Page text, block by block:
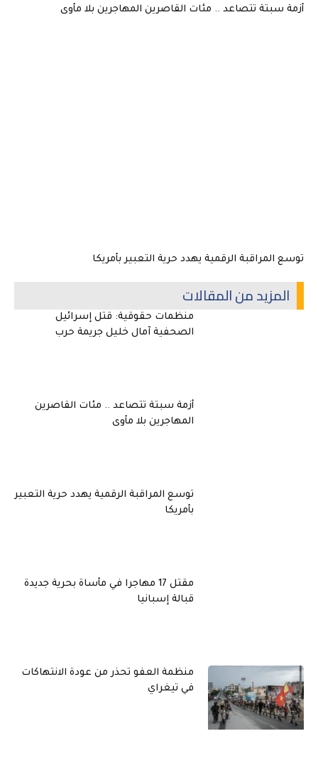
أزمة سبتة تتصاعد .. مئات القاصرين المهاجرين بلا مأوى
توسع المراقبة الرقمية يهدد حرية التعبير بأمريكا
المزيد من المقالات
منظمات حقوقية: قتل إسرائيل
الصحفية آمال خليل جريمة حرب
أزمة سبتة تتصاعد .. مئات القاصرين
المهاجرين بلا مأوى
توسع المراقبة الرقمية يهدد حرية التعبير
بأمريكا
مقتل 17 مهاجرا في مأساة بحرية جديدة
قبالة إسبانيا
منظمة العفو تحذر من عودة الانتهاكات
في تيغراي